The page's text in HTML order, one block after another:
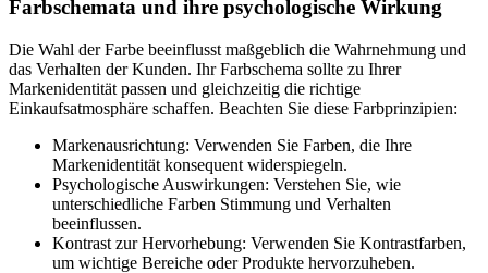
Farbschemata und ihre psychologische Wirkung
Die Wahl der Farbe beeinflusst maßgeblich die Wahrnehmung und
das Verhalten der Kunden. Ihr Farbschema sollte zu Ihrer
Markenidentität passen und gleichzeitig die richtige
Einkaufsatmosphäre schaffen. Beachten Sie diese Farbprinzipien:
Markenausrichtung: Verwenden Sie Farben, die Ihre
Markenidentität konsequent widerspiegeln.
Psychologische Auswirkungen: Verstehen Sie, wie
unterschiedliche Farben Stimmung und Verhalten
beeinflussen.
Kontrast zur Hervorhebung: Verwenden Sie Kontrastfarben,
um wichtige Bereiche oder Produkte hervorzuheben.